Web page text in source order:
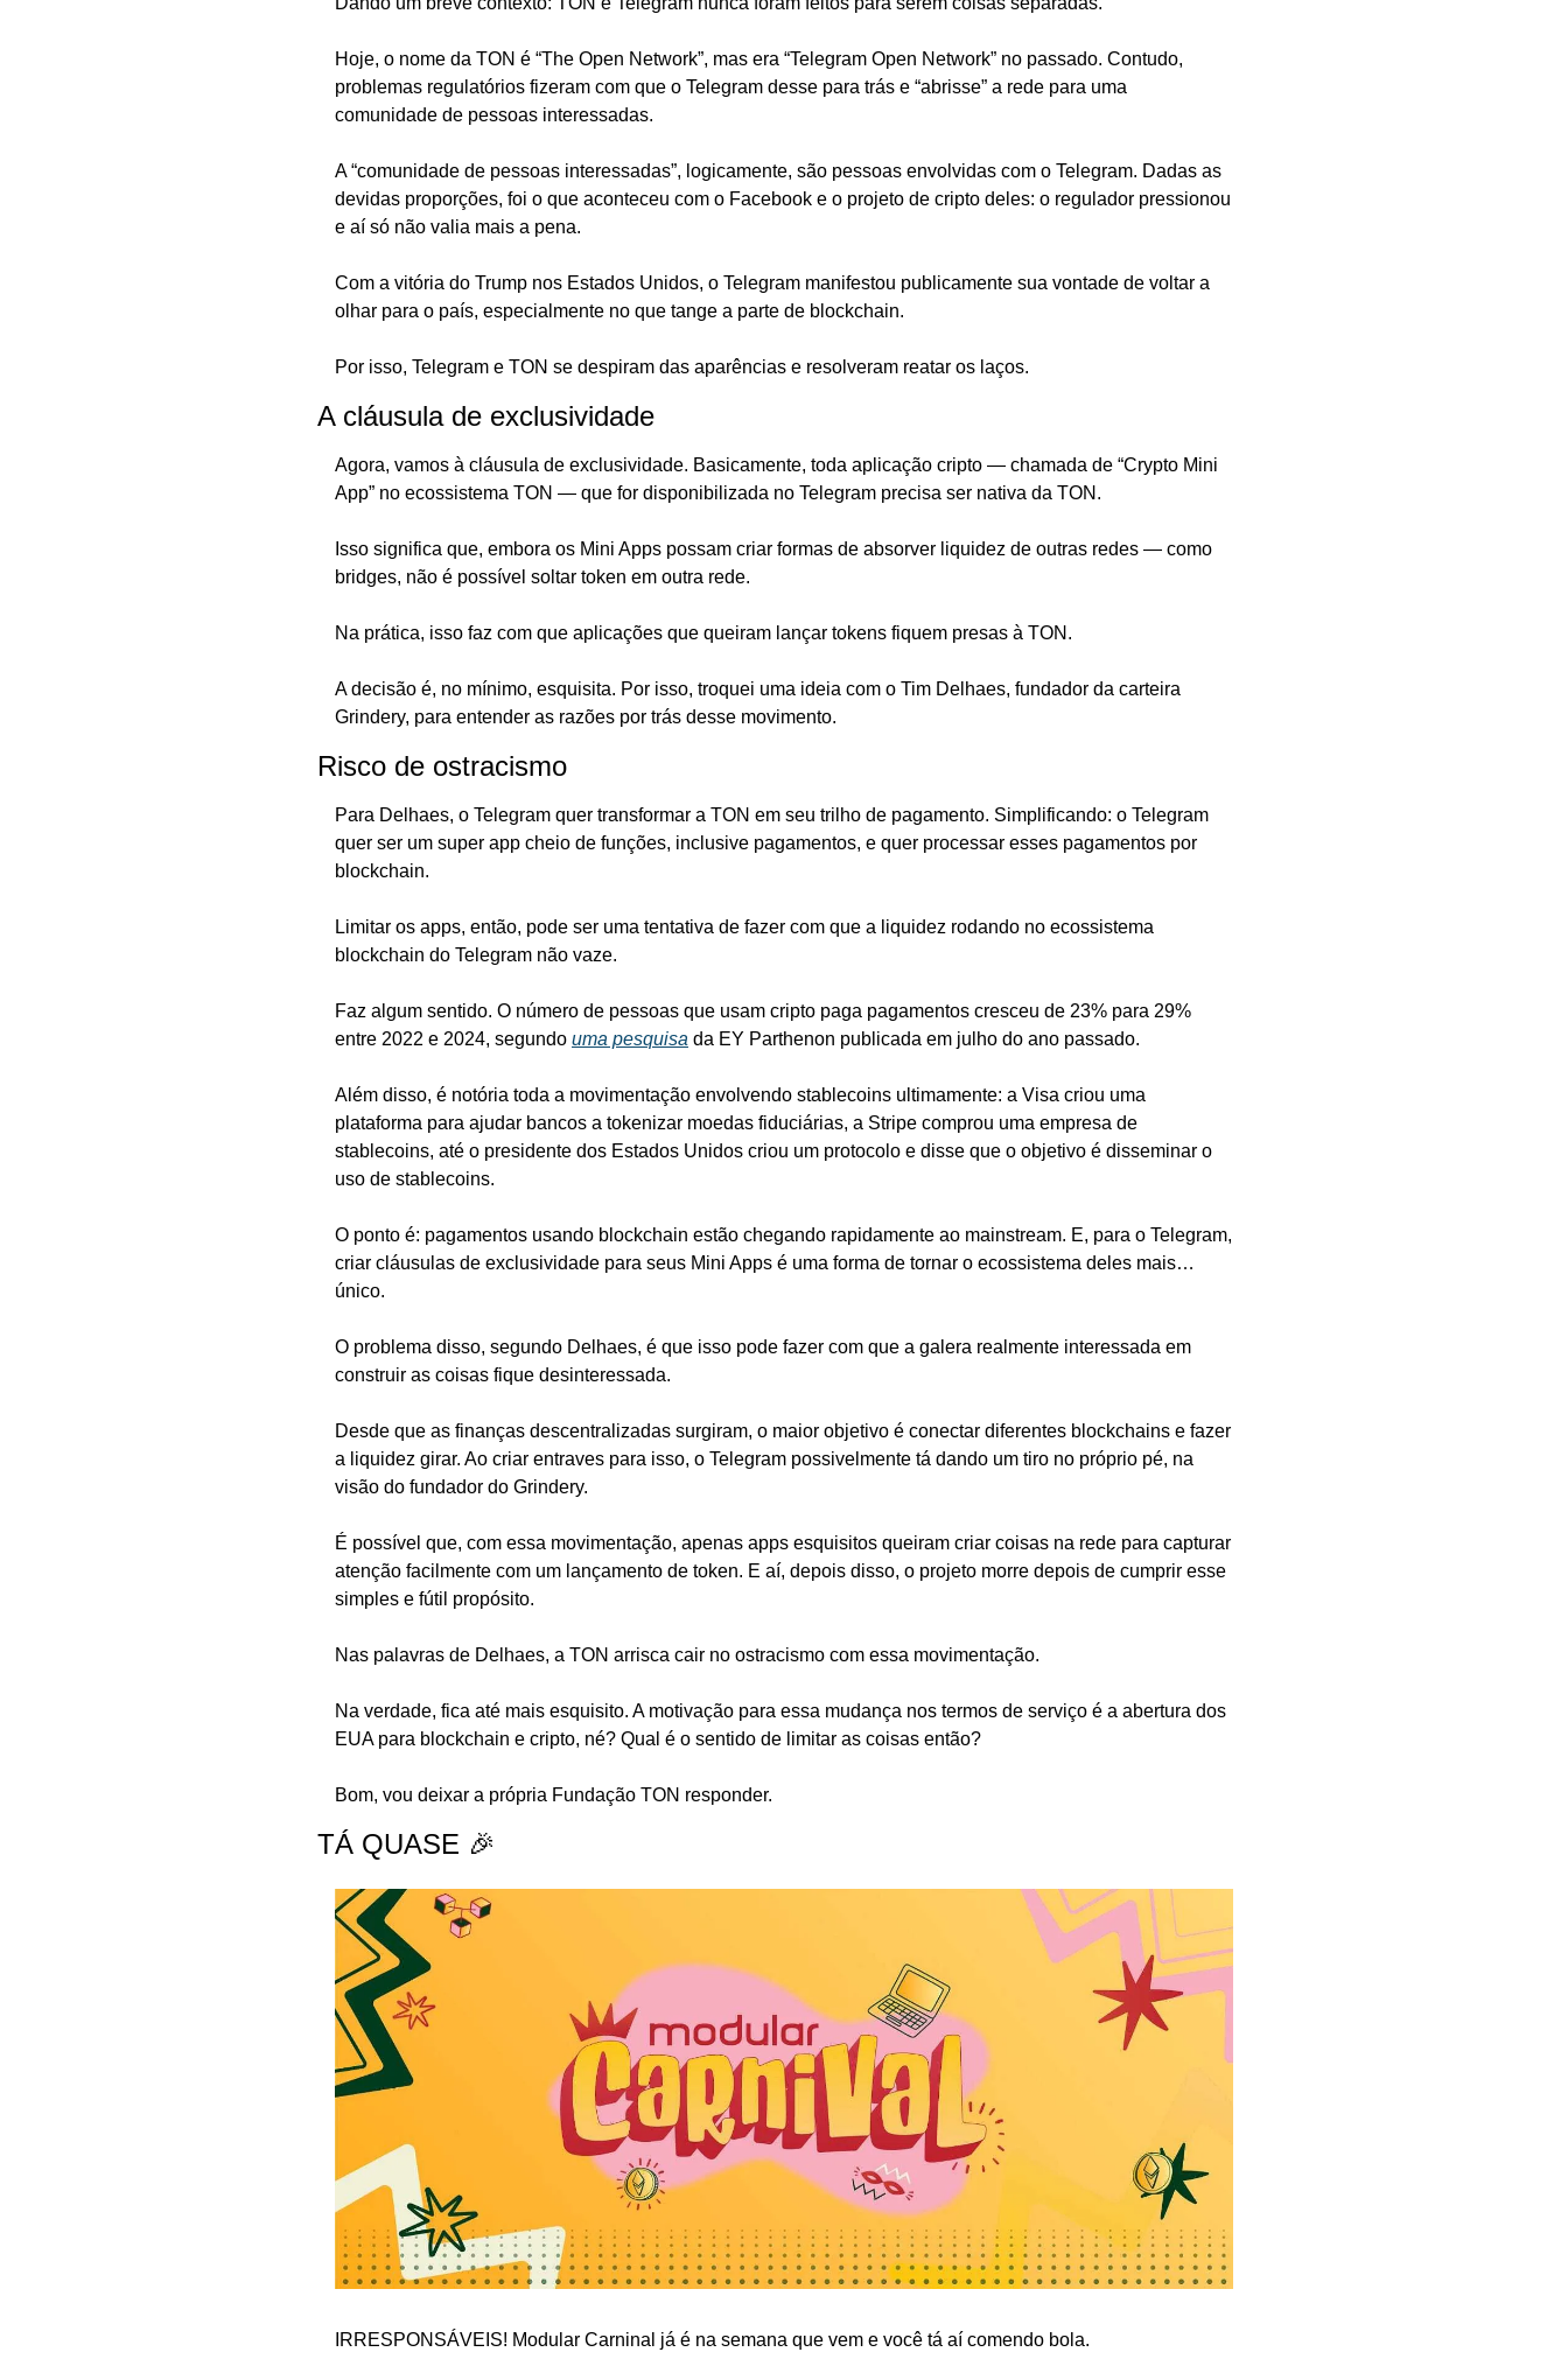
Hoje, o nome da TON é “The Open Network”, mas era “Telegram Open Network” no passado. Contudo,
problemas regulatórios fizeram com que o Telegram desse para trás e “abrisse” a rede para uma
comunidade de pessoas interessadas.
A “comunidade de pessoas interessadas”, logicamente, são pessoas envolvidas com o Telegram. Dadas as
devidas proporções, foi o que aconteceu com o Facebook e o projeto de cripto deles: o regulador pressionou
e aí só não valia mais a pena.
Com a vitória do Trump nos Estados Unidos, o Telegram manifestou publicamente sua vontade de voltar a
olhar para o país, especialmente no que tange a parte de blockchain.
Por isso, Telegram e TON se despiram das aparências e resolveram reatar os laços.
A cláusula de exclusividade
Agora, vamos à cláusula de exclusividade. Basicamente, toda aplicação cripto — chamada de “Crypto Mini
App” no ecossistema TON — que for disponibilizada no Telegram precisa ser nativa da TON.
Isso significa que, embora os Mini Apps possam criar formas de absorver liquidez de outras redes — como
bridges, não é possível soltar token em outra rede.
Na prática, isso faz com que aplicações que queiram lançar tokens fiquem presas à TON.
A decisão é, no mínimo, esquisita. Por isso, troquei uma ideia com o Tim Delhaes, fundador da carteira
Grindery, para entender as razões por trás desse movimento.
Risco de ostracismo
Para Delhaes, o Telegram quer transformar a TON em seu trilho de pagamento. Simplificando: o Telegram
quer ser um super app cheio de funções, inclusive pagamentos, e quer processar esses pagamentos por
blockchain.
Limitar os apps, então, pode ser uma tentativa de fazer com que a liquidez rodando no ecossistema
blockchain do Telegram não vaze.
Faz algum sentido. O número de pessoas que usam cripto paga pagamentos cresceu de 23% para 29%
entre 2022 e 2024, segundo uma pesquisa da EY Parthenon publicada em julho do ano passado.
Além disso, é notória toda a movimentação envolvendo stablecoins ultimamente: a Visa criou uma
plataforma para ajudar bancos a tokenizar moedas fiduciárias, a Stripe comprou uma empresa de
stablecoins, até o presidente dos Estados Unidos criou um protocolo e disse que o objetivo é disseminar o
uso de stablecoins.
O ponto é: pagamentos usando blockchain estão chegando rapidamente ao mainstream. E, para o Telegram,
criar cláusulas de exclusividade para seus Mini Apps é uma forma de tornar o ecossistema deles mais…
único.
O problema disso, segundo Delhaes, é que isso pode fazer com que a galera realmente interessada em
construir as coisas fique desinteressada.
Desde que as finanças descentralizadas surgiram, o maior objetivo é conectar diferentes blockchains e fazer
a liquidez girar. Ao criar entraves para isso, o Telegram possivelmente tá dando um tiro no próprio pé, na
visão do fundador do Grindery.
É possível que, com essa movimentação, apenas apps esquisitos queiram criar coisas na rede para capturar
atenção facilmente com um lançamento de token. E aí, depois disso, o projeto morre depois de cumprir esse
simples e fútil propósito.
Nas palavras de Delhaes, a TON arrisca cair no ostracismo com essa movimentação.
Na verdade, fica até mais esquisito. A motivação para essa mudança nos termos de serviço é a abertura dos
EUA para blockchain e cripto, né? Qual é o sentido de limitar as coisas então?
Bom, vou deixar a própria Fundação TON responder.
TÁ QUASE 🎉
IRRESPONSÁVEIS! Modular Carninal já é na semana que vem e você tá aí comendo bola.